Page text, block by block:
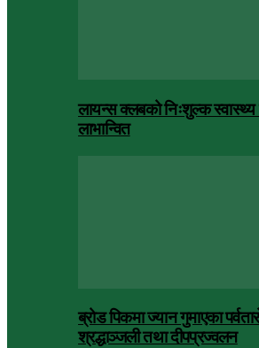
लायन्स क्लबको निःशुल्क स्वास्थ्य
लाभान्वित
ब्रोड पिकमा ज्यान गुमाएका
श्रद्धाञ्जली तथा दीपप्रज्वलन